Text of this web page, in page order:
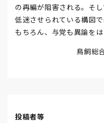
の再編が阻害される。そ
低迷させられている構図
もちろん、与党も異論をは
鳥飼総
投稿者等